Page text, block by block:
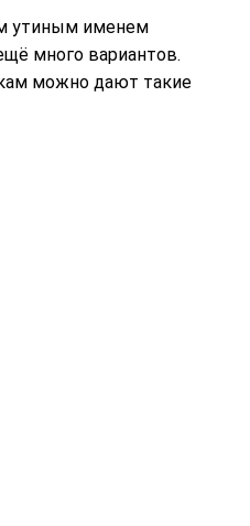
утиным именем
много вариантов.
можно дают такие